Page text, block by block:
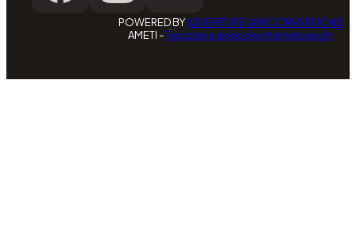
POWERED BYADVENTURE VAN CONVERSIONS
AMETI -Tworzenie sklepów internetowych